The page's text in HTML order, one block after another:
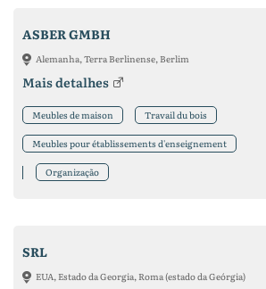
ASBER GMBH
Alemanha, Terra Berlinense, Berlim
Mais detalhes
Meubles de maison Travail du bois
Meubles pour établissements d'enseignement
Organização
SRL
EUA, Estado da Georgia, Roma (estado da Geórgia)